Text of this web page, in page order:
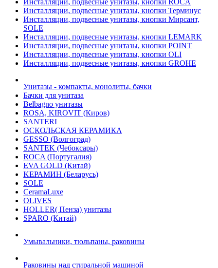
Инсталляции, подвесные унитазы, кнопки ROCA
Инсталляции, подвесные унитазы, кнопки Терминус
Инсталляции, подвесные унитазы, кнопки Мирсант,
SOLE
Инсталляции, подвесные унитазы, кнопки LEMARK
Инсталляции, подвесные унитазы, кнопки POINT
Инсталляции, подвесные унитазы, кнопки OLI
Инсталляции, подвесные унитазы, кнопки GROHE
Унитазы - компакты, монолиты, бачки
Бачки для унитаза
Belbagno унитазы
ROSA, KIROVIT (Киров)
SANTERI
ОСКОЛЬСКАЯ КЕРАМИКА
GESSO (Волгоград)
SANTEK (Чебоксары)
ROCA (Португалия)
EVA GOLD (Китай)
KЕРАМИН (Беларусь)
SOLE
CeramaLuxe
OLIVES
HOLLER( Пенза) унитазы
SPARO (Китай)
Умывальники, тюльпаны, раковины
Раковины над стиральной машиной